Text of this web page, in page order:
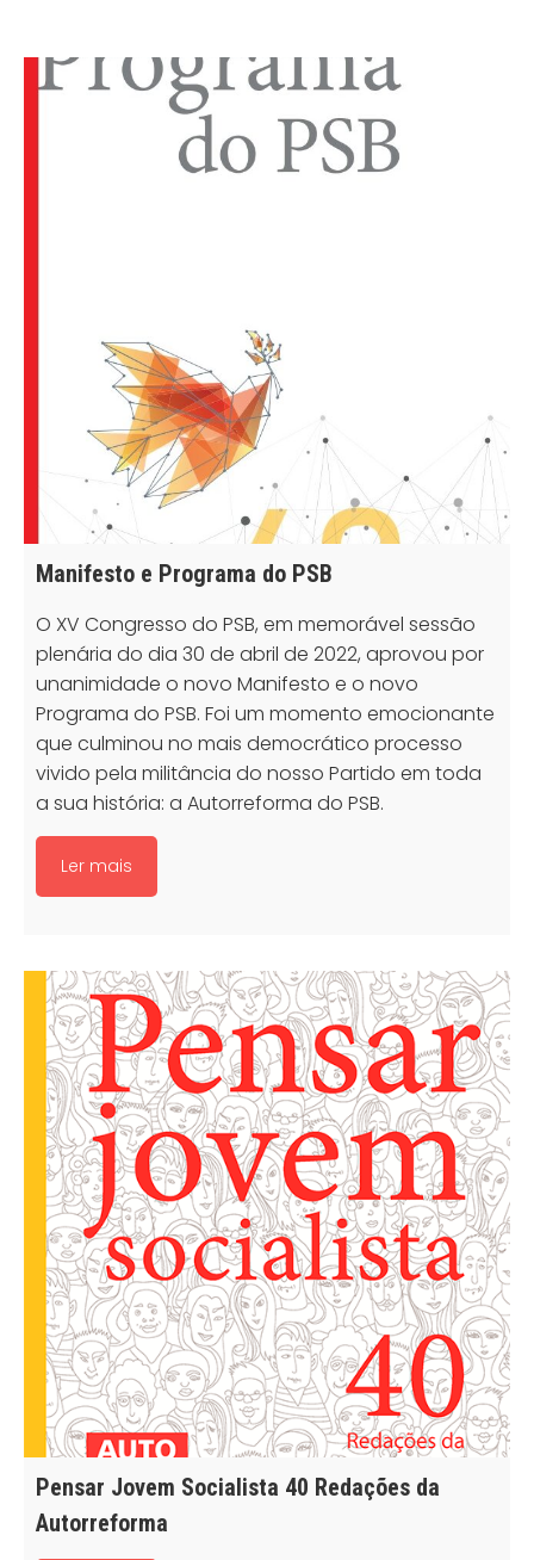
Manifesto e Programa do PSB
O XV Congresso do PSB, em memorável sessão
plenária do dia 30 de abril de 2022, aprovou por
unanimidade o novo Manifesto e o novo
Programa do PSB. Foi um momento emocionante
que culminou no mais democrático processo
vivido pela militância do nosso Partido em toda
a sua história: a Autorreforma do PSB.
Ler mais
Pensar Jovem Socialista 40 Redações da
Autorreforma